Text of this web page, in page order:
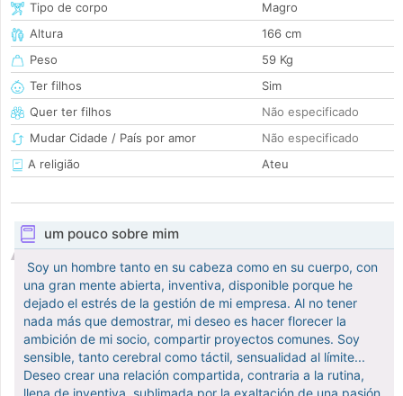
Tipo de corpo
Magro
Altura
166 cm
Peso
59 Kg
Ter filhos
Sim
Quer ter filhos
Não especificado
Mudar Cidade / País por amor
Não especificado
A religião
Ateu
um pouco sobre mim
​ Soy un hombre tanto en su cabeza como en su cuerpo, con
una gran mente abierta, inventiva, disponible porque he
dejado el estrés de la gestión de mi empresa. Al no tener
nada más que demostrar, mi deseo es hacer florecer la
ambición de mi socio, compartir proyectos comunes. Soy
sensible, tanto cerebral como táctil, sensualidad al límite...
Deseo crear una relación compartida, contraria a la rutina,